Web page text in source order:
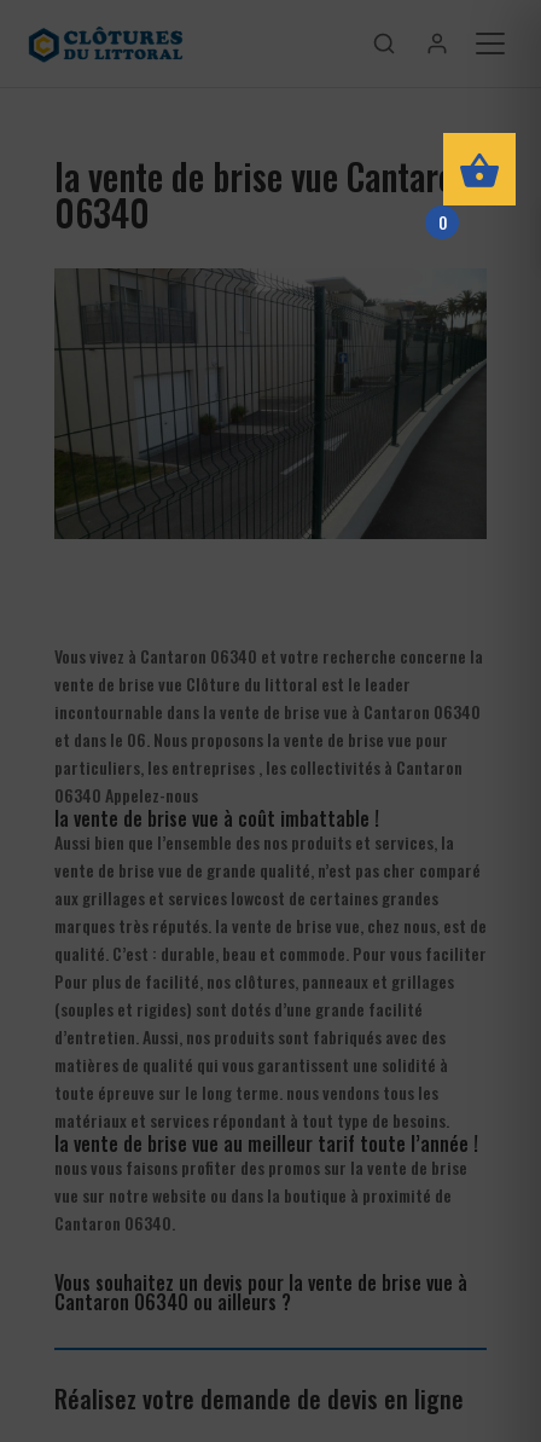
la vente de brise vue Cantaron
06340
Vous vivez à Cantaron 06340 et votre recherche concerne la
vente de brise vue Clôture du littoral est le leader
incontournable dans la vente de brise vue à Cantaron 06340
et dans le 06. Nous proposons la vente de brise vue pour
particuliers, les entreprises , les collectivités à Cantaron
06340 Appelez-nous
la vente de brise vue à coût imbattable !
Aussi bien que l’ensemble des nos produits et services, la
vente de brise vue de grande qualité, n’est pas cher comparé
aux grillages et services lowcost de certaines grandes
marques très réputés. la vente de brise vue, chez nous, est de
qualité. C’est : durable, beau et commode. Pour vous faciliter
Pour plus de facilité, nos clôtures, panneaux et grillages
(souples et rigides) sont dotés d’une grande facilité
d’entretien. Aussi, nos produits sont fabriqués avec des
matières de qualité qui vous garantissent une solidité à
toute épreuve sur le long terme. nous vendons tous les
matériaux et services répondant à tout type de besoins.
la vente de brise vue au meilleur tarif toute l’année !
nous vous faisons profiter des promos sur la vente de brise
vue sur notre website ou dans la boutique à proximité de
Cantaron 06340.
Vous souhaitez un devis pour la vente de brise vue à
Cantaron 06340 ou ailleurs ?
Réalisez votre demande de devis en ligne
0